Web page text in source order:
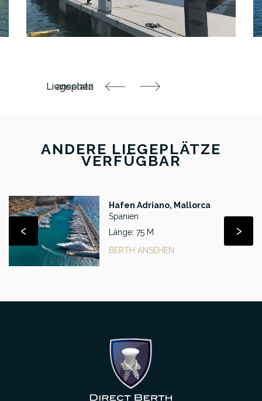
ANDERE LIEGEPLÄTZE
VERFÜGBAR
Hafen Adriano, Mallorca
Spanien
Länge: 75 M
BERTH ANSEHEN
‹ ›